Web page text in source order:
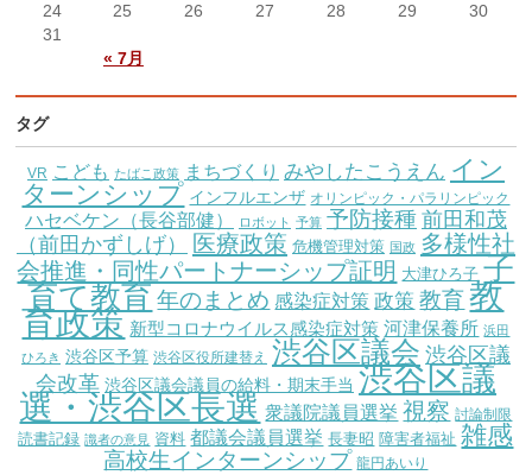
« 7月
24
25 26 27 28 29
30
31
タグ
VR こども たばこ政策 まちづくり みやしたこうえん イン
ターンシップ インフルエンザ オリンピック・パラリンピック
ハセベケン（長谷部健） ロボット 予算 予防接種 前田和茂
（前田かずしげ）
医療政策 危機管理対策 国政 多様性社
会推進・同性パートナーシップ証明 大津ひろ子 子
育て教育 年のまとめ 感染症対策 政策 教育 教
育政策 新型コロナウイルス感染症対策 河津保養所 浜田
ひろき 渋谷区予算 渋谷区役所建替え 渋谷区議会 渋谷区議
会改革 渋谷区議会議員の給料・期末手当 渋谷区議
選・渋谷区長選 衆議院議員選挙 視察 討論制限
読書記録 識者の意見 資料 都議会議員選挙 長妻昭 障害者福祉 雑感
高校生インターンシップ 龍円あいり